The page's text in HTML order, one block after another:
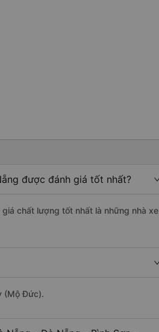
được đánh giá tốt nhất?
chất lượng tốt nhất là những nhà xe
(Mộ Đức).